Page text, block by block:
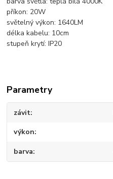
příkon: 20W
světelný výkon: 1640LM
délka kabelu: 10cm
stupeň krytí: IP20
Parametry
závit
výkon
barva